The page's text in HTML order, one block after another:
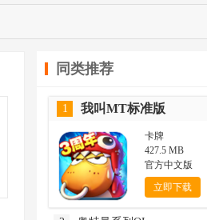
同类推荐
1 我叫MT标准版
卡牌
427.5 MB
官方中文版
立即下载